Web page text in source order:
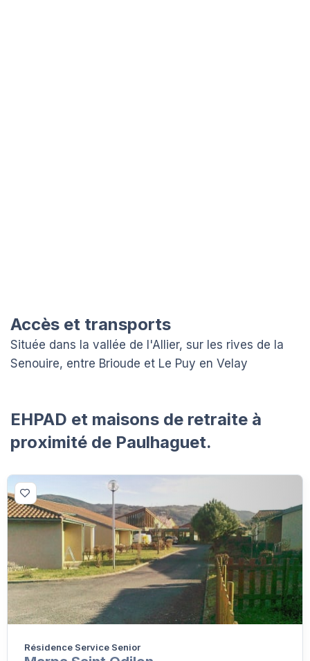
Accès et transports
Située dans la vallée de l'Allier, sur les rives de la
Senouire, entre Brioude et Le Puy en Velay
EHPAD et maisons de retraite à
proximité de Paulhaguet.
Résidence Service Senior